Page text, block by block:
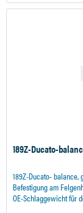
189Z-Ducato-
189Z-Ducato-
Befestigung am
OE-Schlaggewicht für